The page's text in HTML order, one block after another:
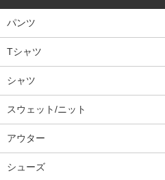
パンツ
Tシャツ
シャツ
スウェット/ニット
アウター
シューズ